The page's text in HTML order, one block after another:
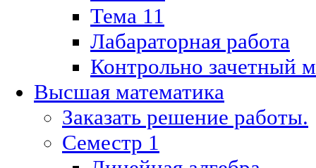
Тема 11
Лабараторная работа
Контрольно зачетный
Высшая математика
Заказать решение работы.
Семестр 1